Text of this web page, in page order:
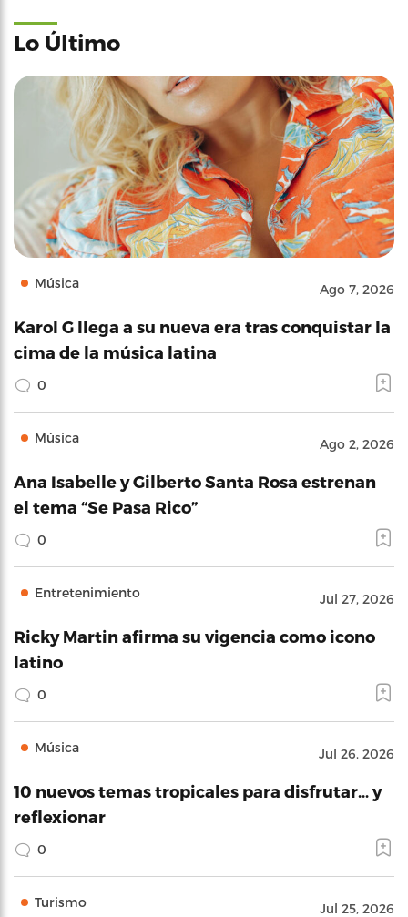
Lo Último
Música Ago 7, 2026
Karol G llega a su nueva era tras conquistar la
cima de la música latina
0
Música Ago 2, 2026
Ana Isabelle y Gilberto Santa Rosa estrenan
el tema “Se Pasa Rico”
0
Entretenimiento Jul 27, 2026
Ricky Martin afirma su vigencia como icono
latino
0
Música Jul 26, 2026
10 nuevos temas tropicales para disfrutar… y
reflexionar
0
Turismo Jul 25, 2026